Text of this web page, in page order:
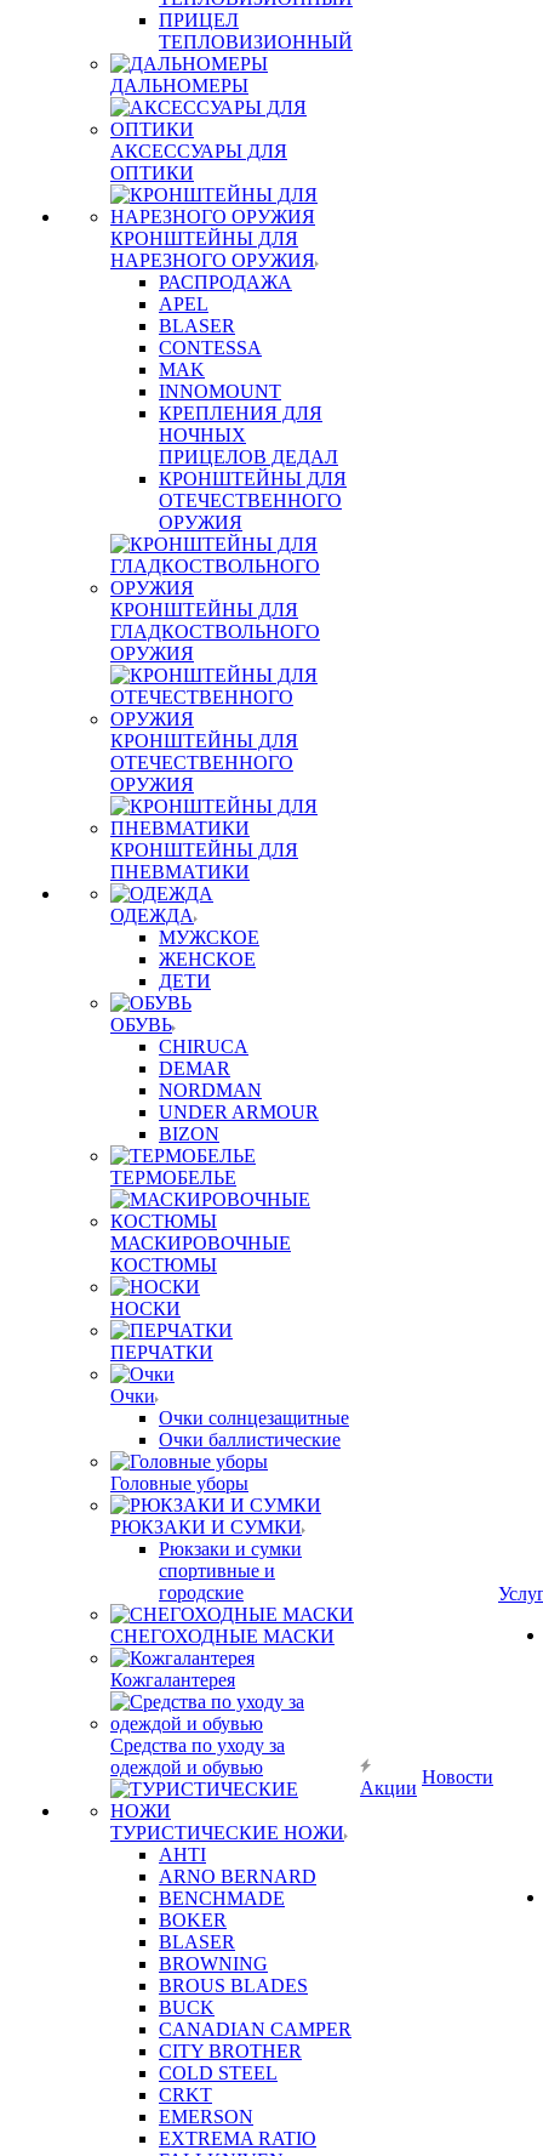
ПРИЦЕЛ
ТЕПЛОВИЗИОННЫЙ
ДАЛЬНОМЕРЫ
АКСЕССУАРЫ ДЛЯ
ОПТИКИ
КРОНШТЕЙНЫ ДЛЯ
НАРЕЗНОГО ОРУЖИЯ
РАСПРОДАЖА
APEL
BLASER
CONTESSA
MAK
INNOMOUNT
КРЕПЛЕНИЯ ДЛЯ
НОЧНЫХ
ПРИЦЕЛОВ ДЕДАЛ
КРОНШТЕЙНЫ ДЛЯ
ОТЕЧЕСТВЕННОГО
ОРУЖИЯ
КРОНШТЕЙНЫ ДЛЯ
ГЛАДКОСТВОЛЬНОГО
ОРУЖИЯ
КРОНШТЕЙНЫ ДЛЯ
ОТЕЧЕСТВЕННОГО
ОРУЖИЯ
КРОНШТЕЙНЫ ДЛЯ
ПНЕВМАТИКИ
ОДЕЖДА
МУЖСКОЕ
ЖЕНСКОЕ
ДЕТИ
ОБУВЬ
CHIRUCA
DEMAR
NORDMAN
UNDER ARMOUR
BIZON
ТЕРМОБЕЛЬЕ
МАСКИРОВОЧНЫЕ
КОСТЮМЫ
НОСКИ
ПЕРЧАТКИ
Очки
Очки солнцезащитные
Очки баллистические
Головные уборы
РЮКЗАКИ И СУМКИ
Рюкзаки и сумки
спортивные и
городские
СНЕГОХОДНЫЕ МАСКИ
Кожгалантерея
Средства по уходу за
одеждой и обувью
ТУРИСТИЧЕСКИЕ НОЖИ
AHTI
ARNO BERNARD
BENCHMADE
BOKER
BLASER
BROWNING
BROUS BLADES
BUCK
CANADIAN CAMPER
CITY BROTHER
COLD STEEL
CRKT
EMERSON
EXTREMA RATIO
Акции
Новости